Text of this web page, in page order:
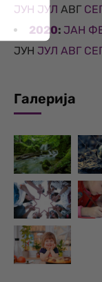
ЈУН ЈУЛ АВГ
2020: ЈАН
ЈУН ЈУЛ АВГ
Галерија